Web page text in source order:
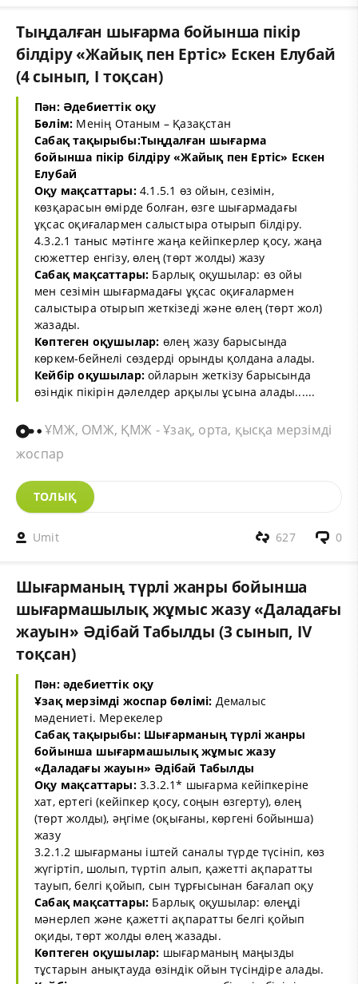
Тыңдалған шығарма бойынша пікір
білдіру «Жайық пен Ертіс» Ескен Елубай
(4 сынып, I тоқсан)
Пән: Әдебиеттік оқу
Бөлім: Менің Отаным – Қазақстан
Сабақ тақырыбы:Тыңдалған шығарма
бойынша пікір білдіру «Жайық пен Ертіс» Ескен
Елубай
Оқу мақсаттары:4.1.5.1 өз ойын, сезімін,
көзқарасын өмірде болған, өзге шығармадағы
ұқсас оқиғалармен салыстыра отырып білдіру.
4.3.2.1 таныс мәтінге жаңа кейіпкерлер қосу, жаңа
сюжеттер енгізу, өлең (төрт жолды) жазу
Сабақ мақсаттары: Барлық оқушылар: өз ойы
мен сезімін шығармадағы ұқсас оқиғалармен
салыстыра отырып жеткізеді және өлең (төрт жол)
жазады.
Көптеген оқушылар: өлең жазу барысында
көркем-бейнелі сөздерді орынды қолдана алады.
Кейбір оқушылар: ойларын жеткізу барысында
өзіндік пікірін дәлелдер арқылы ұсына алады......
ҰМЖ, ОМЖ, ҚМЖ - Ұзақ, орта, қысқа мерзімді
жоспар
ТОЛЫҚ
Umit 0
627
Шығарманың түрлі жанры бойынша
шығармашылық жұмыс жазу «Даладағы
жауын» Әдібай Табылды (3 сынып, IV
тоқсан)
Пән: әдебиеттік оқу
Ұзақ мерзімді жоспар бөлімі: Демалыс
мәдениеті. Мерекелер
Сабақ тақырыбы: Шығарманың түрлі жанры
бойынша шығармашылық жұмыс жазу
«Даладағы жауын» Әдібай Табылды
Оқу мақсаттары:3.3.2.1* шығарма кейіпкеріне
хат, ертегі (кейіпкер қосу, соңын өзгерту), өлең
(төрт жолды), әңгіме (оқығаны, көргені бойынша)
жазу
3.2.1.2 шығарманы іштей саналы түрде түсініп, көз
жүгіртіп, шолып, түртіп алып, қажетті ақпаратты
тауып, белгі қойып, сын тұрғысынан бағалап оқу
Сабақ мақсаттары: Барлық оқушылар: өлеңді
мәнерлеп және қажетті ақпаратты белгі қойып
оқиды, төрт жолды өлең жазады.
Көптеген оқушылар: шығарманың маңызды
тұстарын анықтауда өзіндік ойын түсіндіре алады.